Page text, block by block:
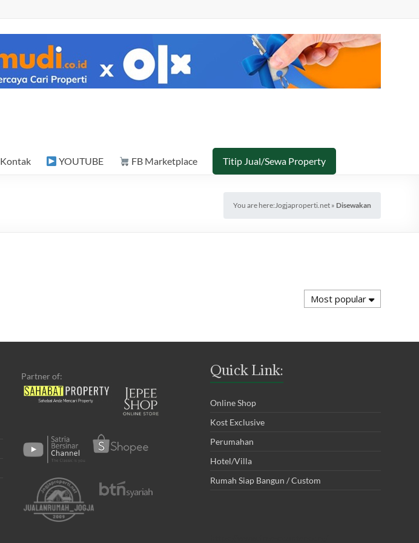
Kontak YOUTUBE FB Marketplace Titip Jual/Sewa Property
You are here:Jogjaproperti.net » Disewakan
Most popular
Partner of: Quick Link:
Online Shop
Kost Exclusive
Perumahan
Hotel/Villa
Rumah Siap Bangun / Custom